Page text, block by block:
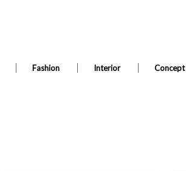
Fashion Interior Concept